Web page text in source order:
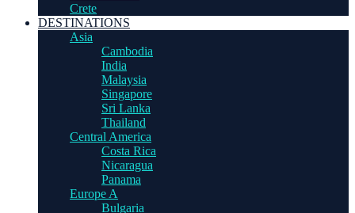
Crete
DESTINATIONS
Asia
Cambodia
India
Malaysia
Singapore
Sri Lanka
Thailand
Central America
Costa Rica
Nicaragua
Panama
Europe A
Bulgaria